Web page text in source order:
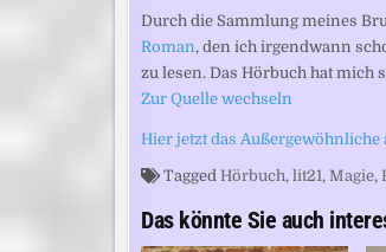
Durch die Sammlung meines
Roman, den ich irgendwann
zu lesen. Das Hörbuch hat mich
Zur Quelle wechseln
Hier jetzt das Außergewöhnliche
Tagged Hörbuch, lit21, Magie,
Das könnte Sie auch